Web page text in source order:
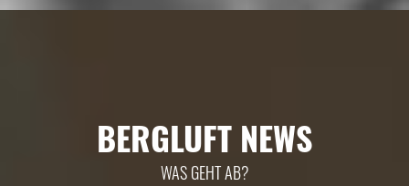
BERGLUFT NEWS
WAS GEHT AB?